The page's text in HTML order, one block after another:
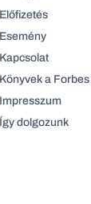
Előfizetés
Esemény
Kapcsolat
Könyvek a
Impresszum
Így dolgozunk